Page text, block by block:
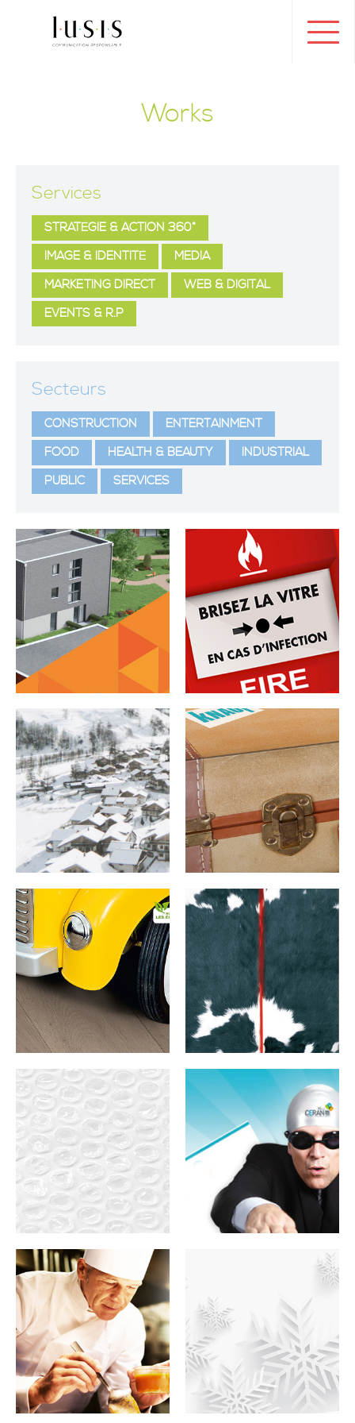
Works
Services
STRATÉGIE & ACTION 360°
IMAGE & IDENTITÉ
MEDIA
MARKETING DIRECT
WEB & DIGITAL
EVENTS & R.P
Secteurs
CONSTRUCTION
ENTERTAINMENT
FOOD
HEALTH & BEAUTY
INDUSTRIAL
PUBLIC
SERVICES